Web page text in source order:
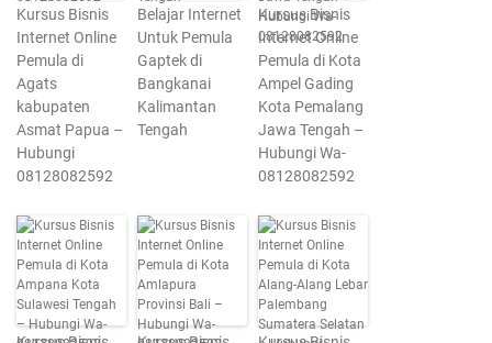
Kursus Bisnis
Internet Online
Pemula di
Agats
kabupaten
Asmat Papua –
Hubungi
08128082592
Belajar Internet
Untuk Pemula
Gaptek di
Bangkanai
Kalimantan
Tengah
Kursus Bisnis
Internet Online
Pemula di Kota
Ampel Gading
Kota Pemalang
Jawa Tengah –
Hubungi Wa-
08128082592